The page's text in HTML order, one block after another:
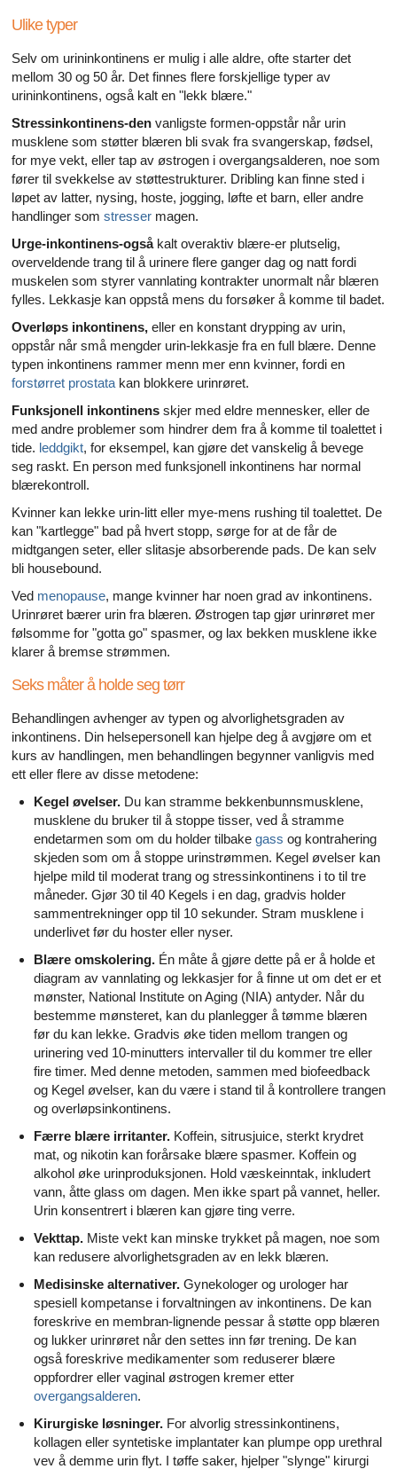
Ulike typer
Selv om urininkontinens er mulig i alle aldre, ofte starter det
mellom 30 og 50 år. Det finnes flere forskjellige typer av
urininkontinens, også kalt en "lekk blære."
Stressinkontinens-den vanligste formen-oppstår når urin
musklene som støtter blæren bli svak fra svangerskap, fødsel,
for mye vekt, eller tap av østrogen i overgangsalderen, noe som
fører til svekkelse av støttestrukturer. Dribling kan finne sted i
løpet av latter, nysing, hoste, jogging, løfte et barn, eller andre
handlinger som stresser magen.
Urge-inkontinens-ogsåkalt overaktiv blære-er plutselig,
overveldende trang til å urinere flere ganger dag og natt fordi
muskelen som styrer vannlating kontrakter unormalt når blæren
fylles. Lekkasje kan oppstå mens du forsøker å komme til badet.
Overløps inkontinens, eller en konstant drypping av urin,
oppstår når små mengder urin-lekkasje fra en full blære. Denne
typen inkontinens rammer menn mer enn kvinner, fordi en
forstørret prostata kan blokkere urinrøret.
Funksjonell inkontinens skjer med eldre mennesker, eller de
med andre problemer som hindrer dem fra å komme til toalettet i
tide. leddgikt, for eksempel, kan gjøre det vanskelig å bevege
seg raskt. En person med funksjonell inkontinens har normal
blærekontroll.
Kvinner kan lekke urin-litt eller mye-mens rushing til toalettet. De
kan "kartlegge" bad på hvert stopp, sørge for at de får de
midtgangen seter, eller slitasje absorberende pads. De kan selv
bli housebound.
Ved menopause, mange kvinner har noen grad av inkontinens.
Urinrøret bærer urin fra blæren. Østrogen tap gjør urinrøret mer
følsomme for "gotta go" spasmer, og lax bekken musklene ikke
klarer å bremse strømmen.
Seks måter å holde seg tørr
Behandlingen avhenger av typen og alvorlighetsgraden av
inkontinens. Din helsepersonell kan hjelpe deg å avgjøre om et
kurs av handlingen, men behandlingen begynner vanligvis med
ett eller flere av disse metodene:
Kegel øvelser. Du kan stramme bekkenbunnsmusklene,
musklene du bruker til å stoppe tisser, ved å stramme
endetarmen som om du holder tilbake gass og kontrahering
skjeden som om å stoppe urinstrømmen. Kegel øvelser kan
hjelpe mild til moderat trang og stressinkontinens i to til tre
måneder. Gjør 30 til 40 Kegels i en dag, gradvis holder
sammentrekninger opp til 10 sekunder. Stram musklene i
underlivet før du hoster eller nyser.
Blære omskolering. Én måte å gjøre dette på er å holde et
diagram av vannlating og lekkasjer for å finne ut om det er et
mønster, National Institute on Aging (NIA) antyder. Når du
bestemme mønsteret, kan du planlegger å tømme blæren
før du kan lekke. Gradvis øke tiden mellom trangen og
urinering ved 10-minutters intervaller til du kommer tre eller
fire timer. Med denne metoden, sammen med biofeedback
og Kegel øvelser, kan du være i stand til å kontrollere trangen
og overløpsinkontinens.
Færre blære irritanter. Koffein, sitrusjuice, sterkt krydret
mat, og nikotin kan forårsake blære spasmer. Koffein og
alkohol øke urinproduksjonen. Hold væskeinntak, inkludert
vann, åtte glass om dagen. Men ikke spart på vannet, heller.
Urin konsentrert i blæren kan gjøre ting verre.
Vekttap. Miste vekt kan minske trykket på magen, noe som
kan redusere alvorlighetsgraden av en lekk blæren.
Medisinske alternativer. Gynekologer og urologer har
spesiell kompetanse i forvaltningen av inkontinens. De kan
foreskrive en membran-lignende pessar å støtte opp blæren
og lukker urinrøret når den settes inn før trening. De kan
også foreskrive medikamenter som reduserer blære
oppfordrer eller vaginal østrogen kremer etter
overgangsalderen.
Kirurgiske løsninger. For alvorlig stressinkontinens,
kollagen eller syntetiske implantater kan plumpe opp urethral
vev å demme urin flyt. I tøffe saker, hjelper "slynge" kirurgi